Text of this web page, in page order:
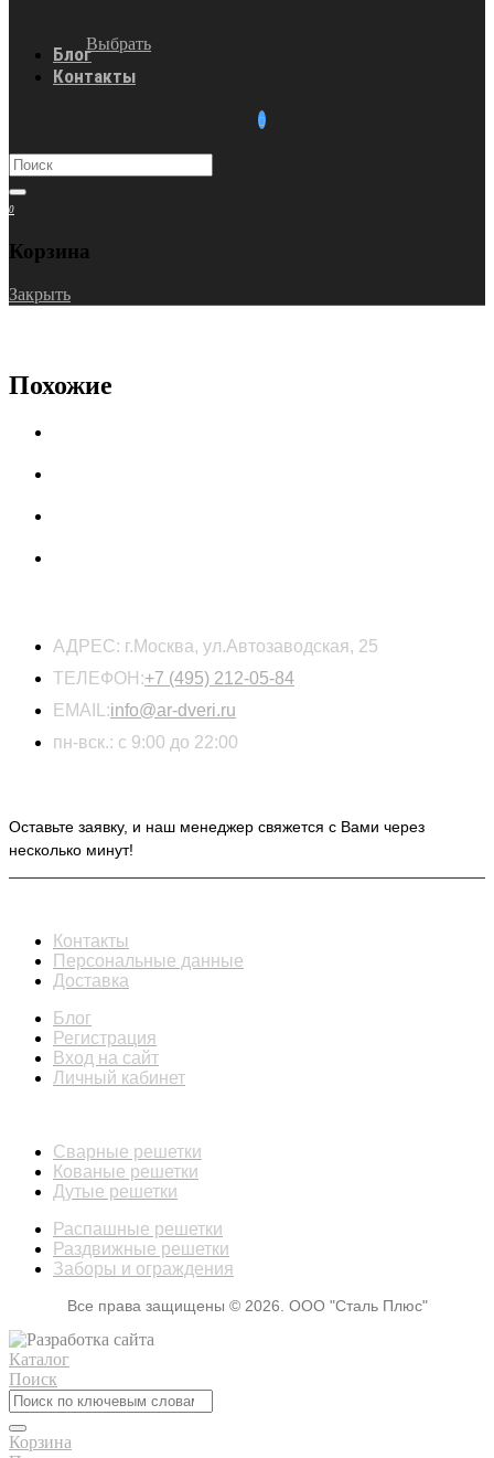
Выбрать
Блог
Контакты
0
Корзина
Закрыть
Похожие
АДРЕС: г.Москва, ул.Автозаводская, 25
ТЕЛЕФОН:+7 (495) 212-05-84
EMAIL:info@ar-dveri.ru
пн-вск.: с 9:00 до 22:00
Оставьте заявку, и наш менеджер свяжется с Вами через
несколько минут!
Контакты
Персональные данные
Доставка
Блог
Регистрация
Вход на сайт
Личный кабинет
Сварные решетки
Кованые решетки
Дутые решетки
Распашные решетки
Раздвижные решетки
Заборы и ограждения
Все права защищены © 2026. ООО "Сталь Плюс"
Каталог
Поиск
Корзина